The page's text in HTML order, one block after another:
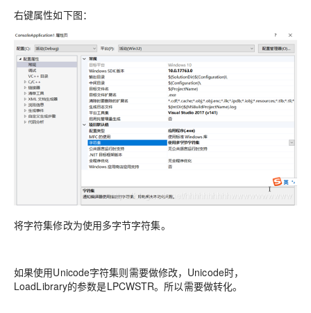
右键属性如下图：
将字符集修改为使用多字节字符集。
如果使用Unicode字符集则需要做修改，Unicode时，
LoadLibrary的参数是LPCWSTR。所以需要做转化。